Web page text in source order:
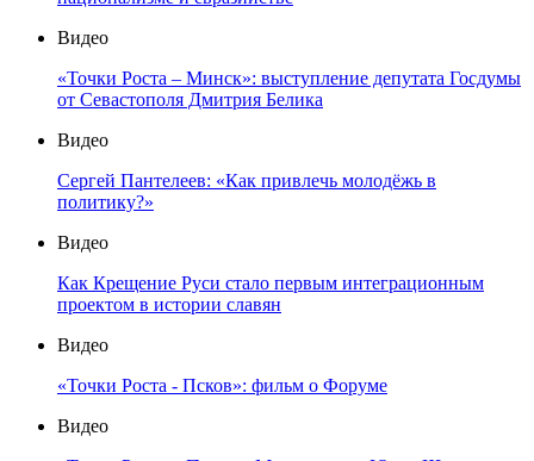
Видео
«Точки Роста – Минск»: выступление депутата Госдумы
от Севастополя Дмитрия Белика
Видео
Сергей Пантелеев: «Как привлечь молодёжь в
политику?»
Видео
Как Крещение Руси стало первым интеграционным
проектом в истории славян
Видео
«Точки Роста - Псков»: фильм о Форуме
Видео